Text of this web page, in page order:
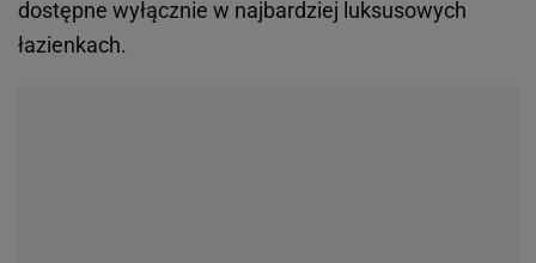
dostępne wyłącznie w najbardziej luksusowych
łazienkach.